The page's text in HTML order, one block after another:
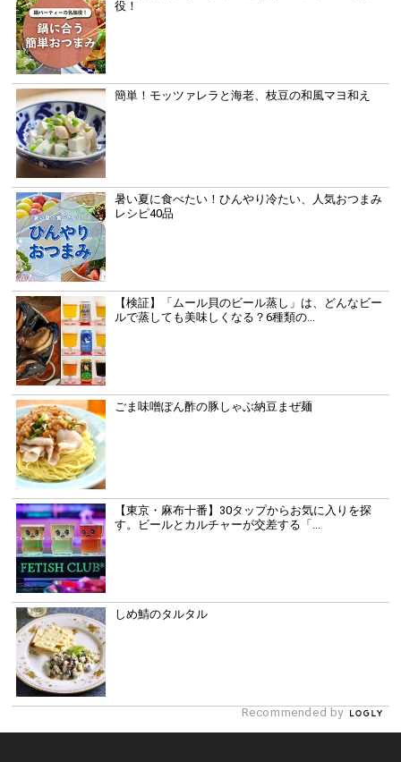
役！
簡単！モッツァレラと海老、枝豆の和風マヨ和え
暑い夏に食べたい！ひんやり冷たい、人気おつまみ
レシピ40品
【検証】「ムール貝のビール蒸し」は、どんなビー
ルで蒸しても美味しくなる？6種類の...
ごま味噌ぽん酢の豚しゃぶ納豆まぜ麺
【東京・麻布十番】30タップからお気に入りを探
す。ビールとカルチャーが交差する「...
しめ鯖のタルタル
Recommended by